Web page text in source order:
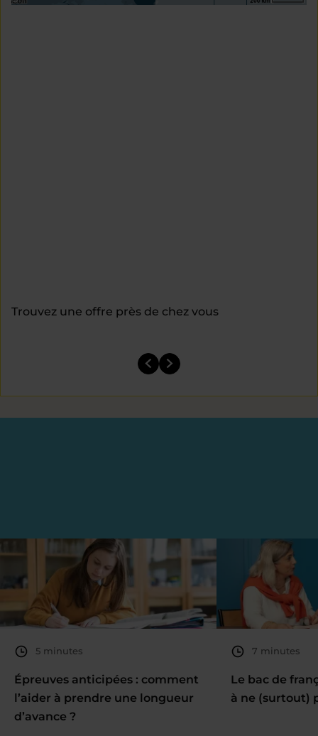
Trouvez une offre près de chez vous
5 minutes
Épreuves anticipées : comment
l’aider à prendre une longueur
d’avance ?
7 minutes
Le bac de
à ne (surtout)